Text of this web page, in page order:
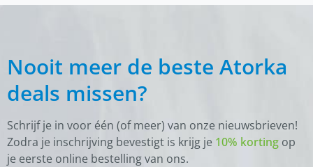
Nooit meer de beste Atorka
deals missen?
Schrijf je in voor één (of meer) van onze nieuwsbrieven!
Zodra je inschrijving bevestigt is krijg je 10% korting op
je eerste online bestelling van ons.